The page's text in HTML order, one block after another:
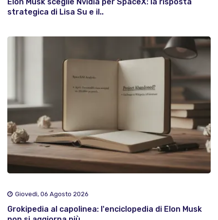
strategica di Lisa Su e il..
Giovedì, 06 Agosto 2026
Grokipedia al capolinea: l'enciclopedia di Elon Musk